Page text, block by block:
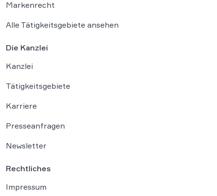
Markenrecht
Alle Tätigkeitsgebiete ansehen
Die Kanzlei
Kanzlei
Tätigkeitsgebiete
Karriere
Presseanfragen
Newsletter
Rechtliches
Impressum